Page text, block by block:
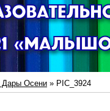
Дары Осени » PIC_3924